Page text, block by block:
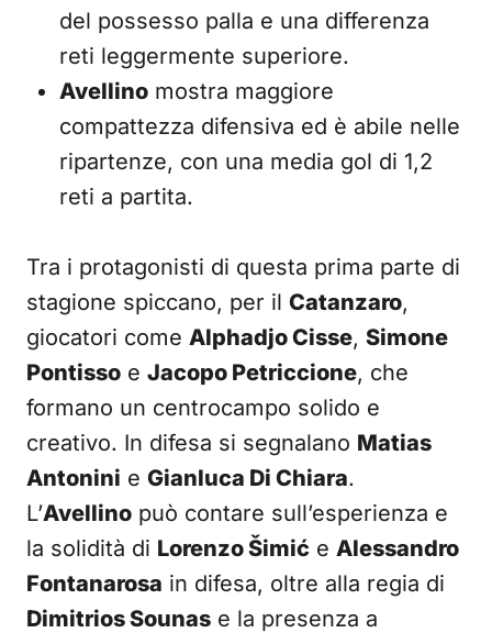
del possesso palla e una differenza
reti leggermente superiore.
Avellino mostra maggiore
compattezza difensiva ed è abile nelle
ripartenze, con una media gol di 1,2
reti a partita.
Tra i protagonisti di questa prima parte di
stagione spiccano, per il Catanzaro,
giocatori come Alphadjo Cisse, Simone
Pontisso e Jacopo Petriccione, che
formano un centrocampo solido e
creativo. In difesa si segnalano Matias
Antonini e Gianluca Di Chiara.
L’Avellino può contare sull’esperienza e
la solidità di Lorenzo Šimić e Alessandro
Fontanarosa in difesa, oltre alla regia di
Dimitrios Sounas e la presenza a